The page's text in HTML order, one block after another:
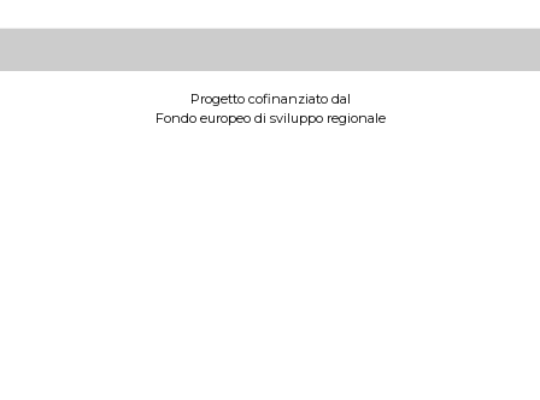
Progetto cofinanziato dal
Fondo europeo di sviluppo regionale